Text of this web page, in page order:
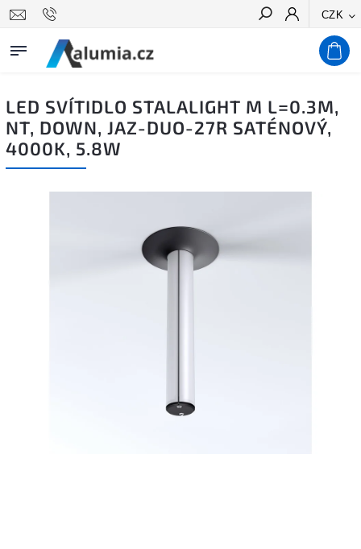
CZK
Hledat
LED SVÍTIDLO STALALIGHT M L=0.3M,
NT, DOWN, JAZ-DUO-27R SATÉNOVÝ,
4000K, 5.8W